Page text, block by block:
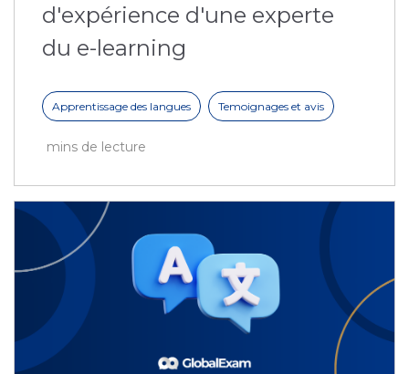
d'expérience d'une experte
du e-learning
Apprentissage des langues Temoignages et avis
mins de lecture